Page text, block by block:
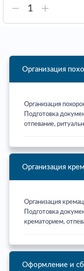
Организация
Организация
Подготовка
отпевание,
Организация
Организация
Подготовка
крематорием,
Оформление и